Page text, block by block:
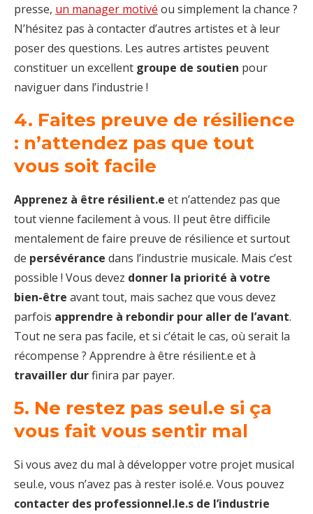
presse, un manager motivé ou simplement la chance ?
N’hésitez pas à contacter d’autres artistes et à leur
poser des questions. Les autres artistes peuvent
constituer un excellent groupe de soutien pour
naviguer dans l’industrie !
4. Faites preuve de résilience
: n’attendez pas que tout
vous soit facile
Apprenez à être résilient.e et n’attendez pas que
tout vienne facilement à vous. Il peut être difficile
mentalement de faire preuve de résilience et surtout
de persévérance dans l’industrie musicale. Mais c’est
possible ! Vous devez donner la priorité à votre
bien-être avant tout, mais sachez que vous devez
parfois apprendre à rebondir pour aller de l’avant.
Tout ne sera pas facile, et si c’était le cas, où serait la
récompense ? Apprendre à être résilient.e et à
travailler durfinira par payer.
5. Ne restez pas seul.e si ça
vous fait vous sentir mal
Si vous avez du mal à développer votre projet musical
seul.e, vous n’avez pas à rester isolé.e. Vous pouvez
contacter des professionnel.le.s de l’industrie